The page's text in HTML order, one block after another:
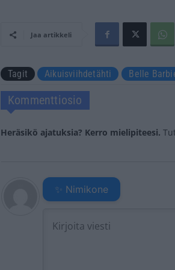
Jaa artikkeli
Tagit Aikuisviihdetähti Belle
Kommenttiosio
Heräsikö ajatuksia? Kerro mielipiteesi.
✨ Nimikone